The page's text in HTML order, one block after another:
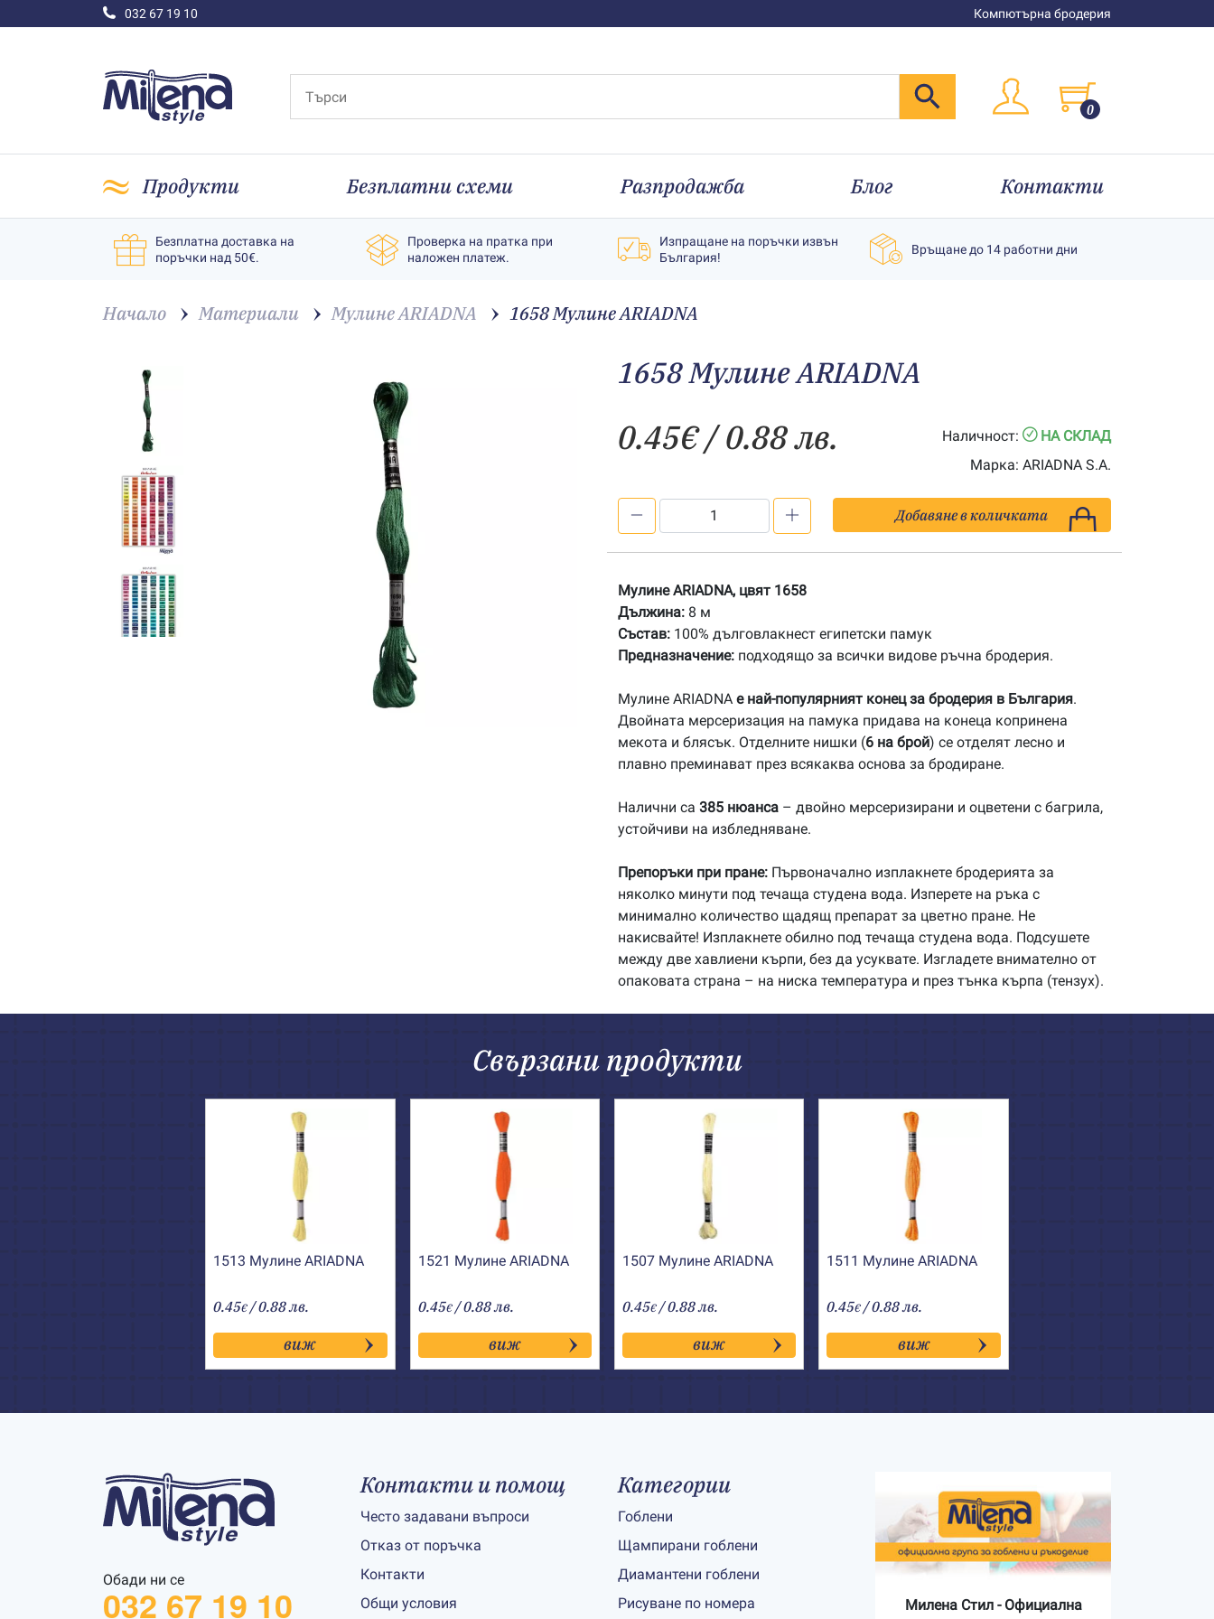
032 67 19 10 Компютърна бродерия
0
Продукти Безплатни схеми Разпродажба Блог Контакти
Безплатна доставка на
поръчки над 50€.
Проверка на пратка при
наложен платеж.
Изпращане на поръчки извън
България!
Връщане до 14 работни дни
Начало Материали Мулине ARIADNA 1658 Мулине АRIADNA
1658 Мулине АRIADNA
0.45€/ 0.88 лв. Наличност:
НА СКЛАД
Марка: ARIADNA S.A.
Мулине
АRIADNA
Добавяне в количката
Мулине ARIADNA, цвят 1658
Дължина: 8 м
Състав: 100% дълговлакнест египетски памук
Предназначение: подходящо за всички видове ръчна бродерия.
Мулине ARIADNA е най-популярният конец за бродерия в България.
Двойната мерсеризация на памука придава на конеца копринена
мекота и блясък. Отделните нишки (6 на брой) се отделят лесно и
плавно преминават през всякаква основа за бродиране.
Налични са 385 нюанса – двойно мерсеризирани и оцветени с багрила,
устойчиви на избледняване.
Препоръки при пране: Първоначално изплакнете бродерията за
няколко минути под течаща студена вода. Изперете на ръка с
минимално количество щадящ препарат за цветно пране. Не
накисвайте! Изплакнете обилно под течаща студена вода. Подсушете
между две хавлиени кърпи, без да усуквате. Изгладете внимателно от
опаковата страна – на ниска температура и през тънка кърпа (тензух).
Свързани продукти
1513 Мулине АRIADNA
0.45€ / 0.88 лв.
виж
1521 Мулине АRIADNA
0.45€/ 0.88 лв.
виж
1507 Мулине АRIADNA
0.45€ / 0.88 лв.
виж
1511 Мулине АRIADNA
0.45€ / 0.88 лв.
виж
Обади ни се
032 67 19 10
Контакти и помощ
Често задавани въпроси
Отказ от поръчка
Контакти
Общи условия
Категории
Гоблени
Щампирани гоблени
Диамантени гоблени
Рисуване по номера
Милена Стил - Официална